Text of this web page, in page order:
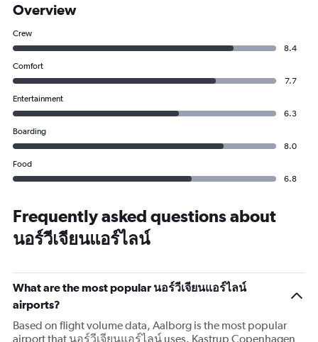
Overview
Crew
8.4
Comfort
7.7
Entertainment
6.3
Boarding
8.0
Food
6.8
Frequently asked questions about
นอร์วีเจียนแอร์ไลน์
What are the most popular นอร์วีเจียนแอร์ไลน์
airports?
Based on flight volume data, Aalborg is the most popular
airport that นอร์วีเจียนแอร์ไลน์ uses. Kastrup Copenhagen